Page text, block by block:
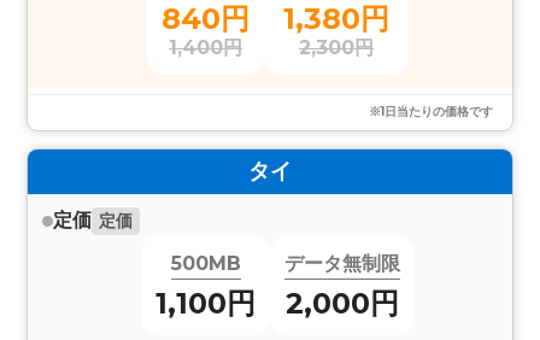
840円
1,400円
1,380円
2,300円
※1日当たりの価格です
タイ
定価 定価
500MB
1,100円
データ無制限
2,000円